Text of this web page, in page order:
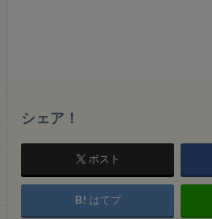
シェア！
ポスト
はてブ